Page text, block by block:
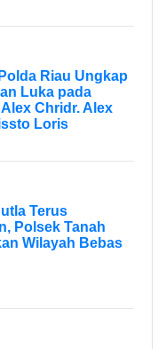
Riau Ungkap
Luka pada
Chridr. Alex
Loris
Terus
Polsek Tanah
Wilayah Bebas